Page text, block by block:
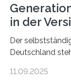
in der
Der
Deutschland
Dr. Matthias
11.09.2025